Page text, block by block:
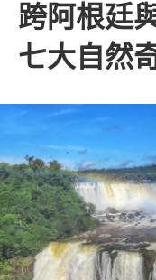
跨阿根廷
七大自然